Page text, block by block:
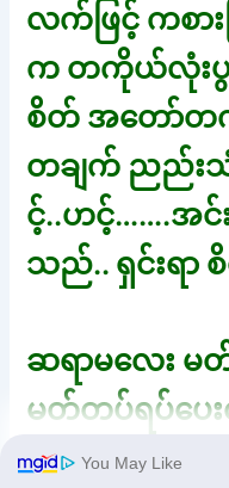
လက်ဖြင့် ကစာ
က တကိုယ်လုံးပွတ်
စိတ် အတော်တ
တချက် ညည်း
င့်..ဟင့်…….အင်
သည်.. ရှင်းရာ စိ
ဆရာမလေး မ
မတ်တပ်ရပ်ပေ
ရှင်းရာ ပင်တီလ